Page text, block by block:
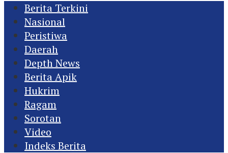
Berita Terkini
Nasional
Peristiwa
Daerah
Depth News
Berita Apik
Hukrim
Ragam
Sorotan
Video
Indeks Berita